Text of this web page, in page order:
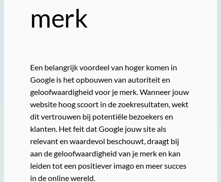
merk
Een belangrijk voordeel van hoger komen in
Google is het opbouwen van autoriteit en
geloofwaardigheid voor je merk. Wanneer jouw
website hoog scoort in de zoekresultaten, wekt
dit vertrouwen bij potentiële bezoekers en
klanten. Het feit dat Google jouw site als
relevant en waardevol beschouwt, draagt bij
aan de geloofwaardigheid van je merk en kan
leiden tot een positiever imago en meer succes
in de online wereld.